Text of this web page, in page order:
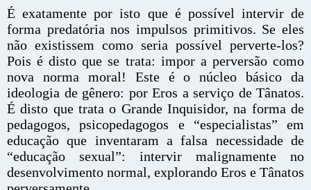
É exatamente por isto que é possível intervir de
forma predatória nos impulsos primitivos. Se eles
não existissem como seria possível perverte-los?
Pois é disto que se trata: impor a perversão como
nova norma moral! Este é o núcleo básico da
ideologia de gênero: por Eros a serviço de Tânatos.
É disto que trata o Grande Inquisidor, na forma de
pedagogos, psicopedagogos e “especialistas” em
educação que inventaram a falsa necessidade de
“educação sexual”: intervir malignamente no
desenvolvimento normal, explorando Eros e Tânatos